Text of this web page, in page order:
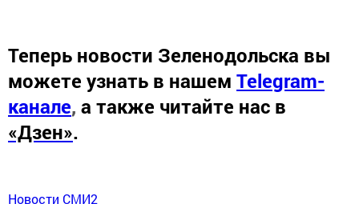
Теперь новости Зеленодольска вы
можете узнать в нашем Telegram-
канале, а также читайте нас в
«Дзен».
Новости СМИ2